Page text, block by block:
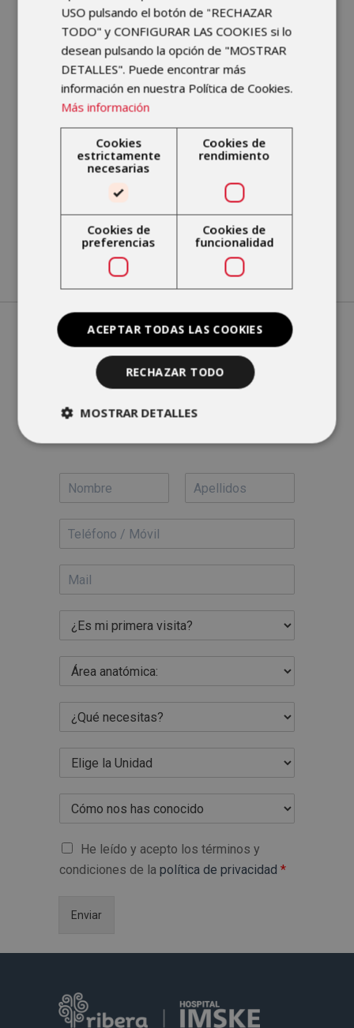
hacerlo en nuestras instalaciones.
Disponemos decinco quirófanosy
de18 cómodas habitaciones.
En el caso de que te surja alguna
duda sobre la asistencia médica con
Catalana Occidente en IMSKE,
ponemos a tu disposición nuestro
teléfono de atención al paciente
369 00 00. Ponte en contacto con
nosotros y atenderemos encantados
todas tus preguntas.
Reserva tu cita en
IMSKE con Catalana
He leído y acepto los términos y
condiciones de la política de privacidad *
Enviar
USO pulsando el botón de "RECHAZAR
TODO" y CONFIGURAR LAS COOKIES si lo
desean pulsando la opción de "MOSTRAR
DETALLES". Puede encontrar más
información en nuestra Política de Cookies.
Más información
Cookies
estrictamente
necesarias
Cookies de
rendimiento
Cookies de
preferencias
Cookies de
funcionalidad
ACEPTAR TODAS LAS COOKIES
RECHAZAR TODO
MOSTRAR DETALLES